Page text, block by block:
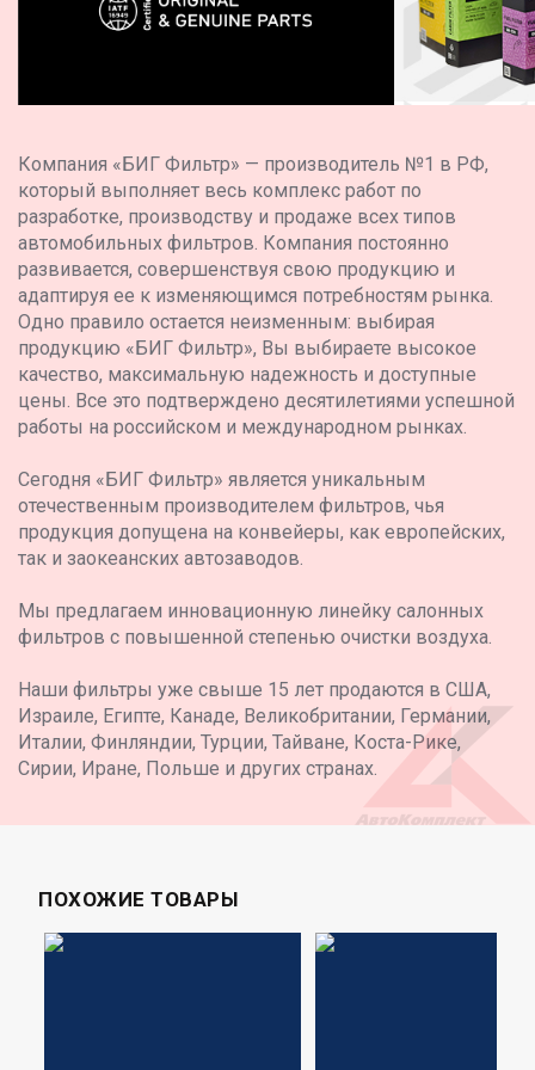
Компания «БИГ Фильтр» — производитель №1 в РФ,
который выполняет весь комплекс работ по
разработке, производству и продаже всех типов
автомобильных фильтров. Компания постоянно
развивается, совершенствуя свою продукцию и
адаптируя ее к изменяющимся потребностям рынка.
Одно правило остается неизменным: выбирая
продукцию «БИГ Фильтр», Вы выбираете высокое
качество, максимальную надежность и доступные
цены. Все это подтверждено десятилетиями успешной
работы на российском и международном рынках.
Сегодня «БИГ Фильтр» является уникальным
отечественным производителем фильтров, чья
продукция допущена на конвейеры, как европейских,
так и заокеанских автозаводов.
Мы предлагаем инновационную линейку салонных
фильтров с повышенной степенью очистки воздуха.
Наши фильтры уже свыше 15 лет продаются в США,
Израиле, Египте, Канаде, Великобритании, Германии,
Италии, Финляндии, Турции, Тайване, Коста-Рике,
Сирии, Иране, Польше и других странах.
ПОХОЖИЕ ТОВАРЫ